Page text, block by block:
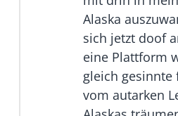
Alaska
sich jetzt doof
eine Plattform
gleich gesinnte
vom autarken